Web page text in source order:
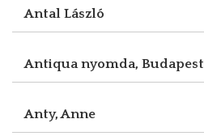
Antal László
Antiqua nyomda, Budapest
Anty, Anne